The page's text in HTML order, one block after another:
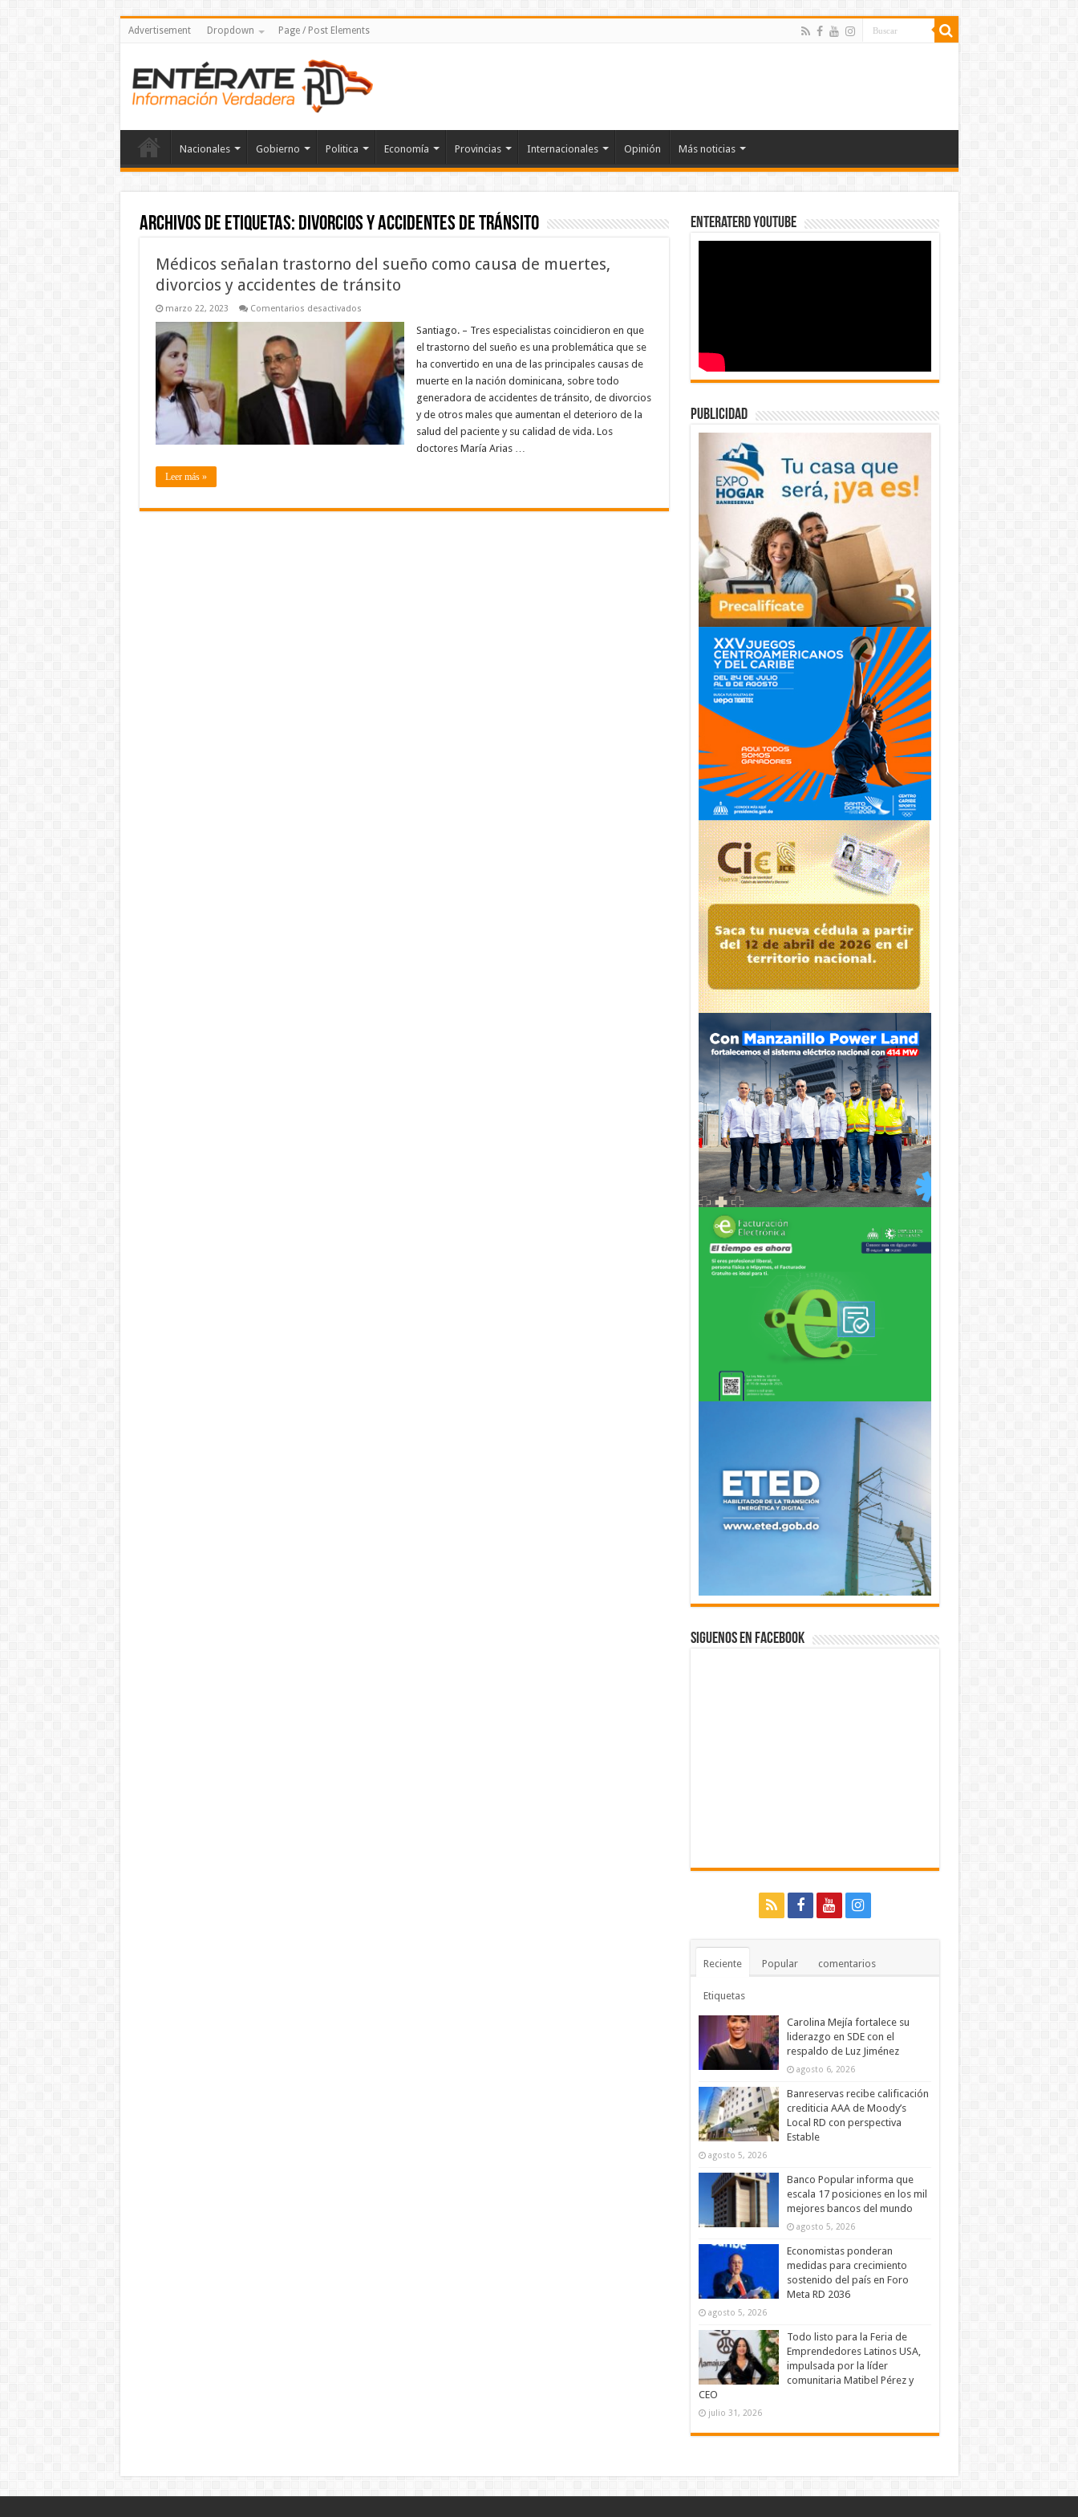
Advertisement Dropdown Page / Post Elements
Nacionales Gobierno Politica Economía Provincias Internacionales Opinión Más noticias
Archivos de etiquetas: divorcios y accidentes de tránsito
Médicos señalan trastorno del sueño como causa de muertes,
divorcios y accidentes de tránsito
marzo 22, 2023 Comentarios desactivadosen
señalan
trastorno
del
sueño
como
causa
de
muertes,
divorcios
accidentes
de
Santiago. – Tres especialistas coincidieron en que
el trastorno del sueño es una problemática que se
ha convertido en una de las principales causas de
muerte en la nación dominicana, sobre todo
generadora de accidentes de tránsito, de divorcios
y de otros males que aumentan el deterioro de la
salud del paciente y su calidad de vida. Los
doctores María Arias …
Leer más »
EnterateRD YOUTUBE
publicidad
Siguenos en Facebook
Reciente Popular comentarios
Etiquetas
Carolina Mejía fortalece su
liderazgo en SDE con el
respaldo de Luz Jiménez
agosto 6, 2026
Banreservas recibe calificación
crediticia AAA de Moody’s
Local RD con perspectiva
Estable
agosto 5, 2026
Banco Popular informa que
escala 17 posiciones en los mil
mejores bancos del mundo
agosto 5, 2026
Economistas ponderan
medidas para crecimiento
sostenido del país en Foro
Meta RD 2036
agosto 5, 2026
Todo listo para la Feria de
Emprendedores Latinos USA,
impulsada por la líder
comunitaria Matibel Pérez y
CEO
julio 31, 2026